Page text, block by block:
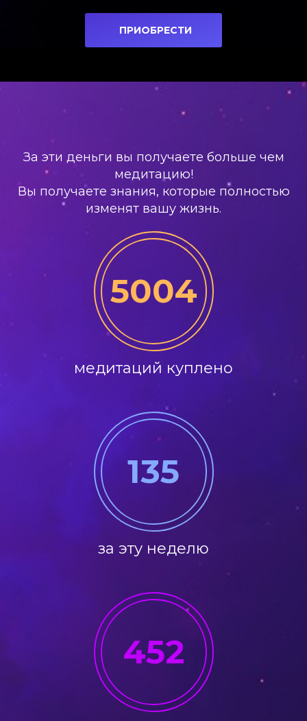
ПРИОБРЕСТИ
За эти деньги вы получаете больше чем
медитацию!
Вы получаете знания, которые полностью
изменят вашу жизнь.
5004
медитаций куплено
135
за эту неделю
452